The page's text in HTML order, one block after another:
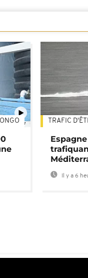
01:47 TRAFIC
Il y a 6